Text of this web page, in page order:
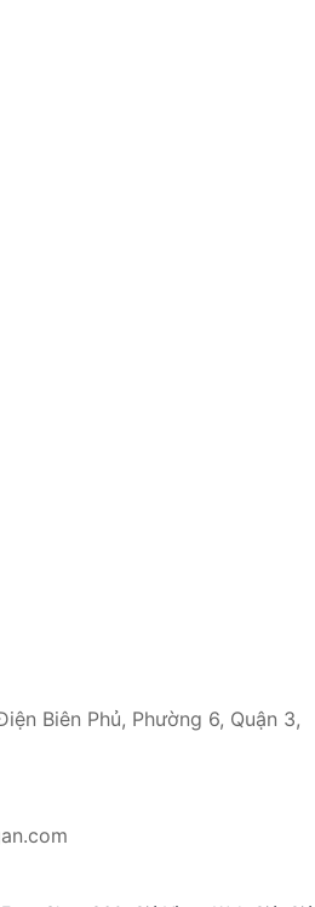
Biên Phủ, Phường 6, Quận 3,